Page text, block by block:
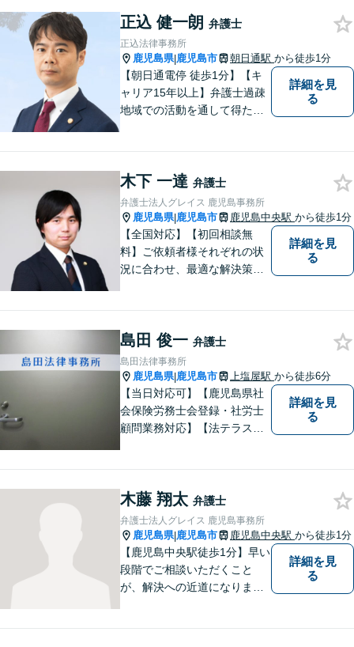
金問題／交通事故など、幅広
く対応可能。お悩みの方は、
お気軽にご相談ください。
正込 健一朗 弁護士
正込法律事務所
鹿児島県|鹿児島市 朝日通駅 から徒歩1分
【朝日通電停 徒歩1分】【キ
ャリア15年以上】弁護士過疎
地域での活動を通して得た経
適な解決策をご提案します
詳細を見
る
木下 一達 弁護士
弁護士法人グレイス 鹿児島事務所
鹿児島県|鹿児島市 鹿児島中央駅 から徒歩1分
【全国対応】【初回相談無
料】ご依頼者様それぞれの状
況に合わせ、最適な解決策を
き合い、解決までしっかりサ
ポートします。【電話・WEB
相談も対応可能】
詳細を見
る
島田 俊一 弁護士
島田法律事務所
鹿児島県|鹿児島市 上塩屋駅 から徒歩6分
【当日対応可】【鹿児島県社
会保険労務士会登録・社労士
顧問業務対応】【法テラス対
詳細を見
る
木藤 翔太 弁護士
弁護士法人グレイス 鹿児島事務所
鹿児島県|鹿児島市 鹿児島中央駅 から徒歩1分
【鹿児島中央駅徒歩1分】早い
段階でご相談いただくこと
が、解決への近道になりま
詳細を見
る